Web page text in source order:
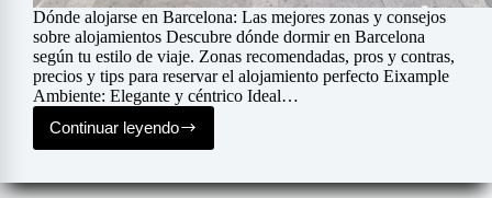
Dónde alojarse en Barcelona: Las mejores zonas y consejos
sobre alojamientos Descubre dónde dormir en Barcelona
según tu estilo de viaje. Zonas recomendadas, pros y contras,
precios y tips para reservar el alojamiento perfecto Eixample
Ambiente: Elegante y céntrico Ideal…
Continuar leyendo
Donde
alojarse